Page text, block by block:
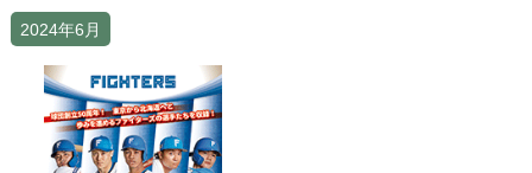
2024年6月